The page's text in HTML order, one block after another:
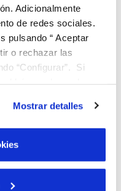
Adicionalmente
de redes sociales.
pulsando “ Aceptar
o rechazar las
“Configurar”. Si
web funcione y que
Puedes consultar
de Cookies
Mostrar detalles
de las instalaciones
depósitos
se hace con
de clientes
el Ayuntamiento
ciudad.